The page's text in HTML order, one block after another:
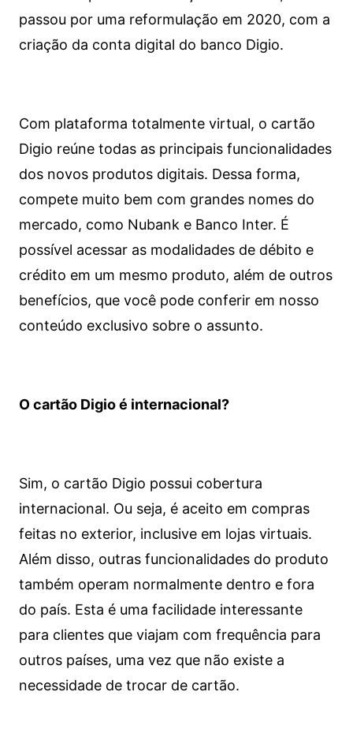
passou por uma reformulação em 2020, com a
criação da conta digital do banco Digio.
Com plataforma totalmente virtual, o cartão
Digio reúne todas as principais funcionalidades
dos novos produtos digitais. Dessa forma,
compete muito bem com grandes nomes do
mercado, como Nubank e Banco Inter. É
possível acessar as modalidades de débito e
crédito em um mesmo produto, além de outros
benefícios, que você pode conferir em nosso
conteúdo exclusivo sobre o assunto.
O cartão Digio é internacional?
Sim, o cartão Digio possui cobertura
internacional. Ou seja, é aceito em compras
feitas no exterior, inclusive em lojas virtuais.
Além disso, outras funcionalidades do produto
também operam normalmente dentro e fora
do país. Esta é uma facilidade interessante
para clientes que viajam com frequência para
outros países, uma vez que não existe a
necessidade de trocar de cartão.